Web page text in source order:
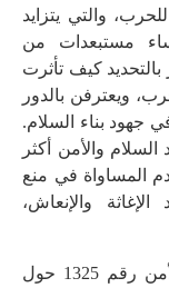
المتغيرة للحرب، والتي يتزايد
مستبعدات من
بالتحديد كيف تأثرت
ويعترفن بالدور
جهود بناء السلام.
على أن جهود السلام والأمن أكثر
المساواة في منع
والإنعاش،
فيما يلي نظرة عامة على قرار مجلس الأمن رقم 1325 حول